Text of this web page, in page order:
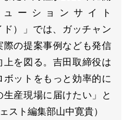
ーションサイト
ド）」では、ガッチャン
際の提案事例なども発信
上を図る。吉田取締役は
ボットをもっと効率的に
産現場に届けたい」と
スト編集部山中寛貴）